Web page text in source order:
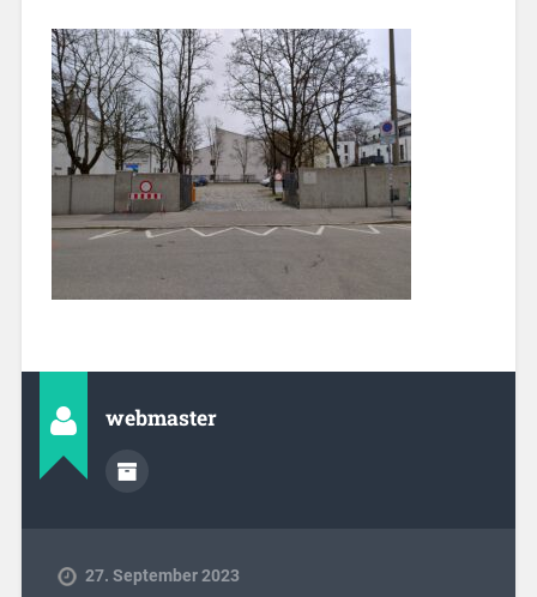
webmaster
27. September 2023